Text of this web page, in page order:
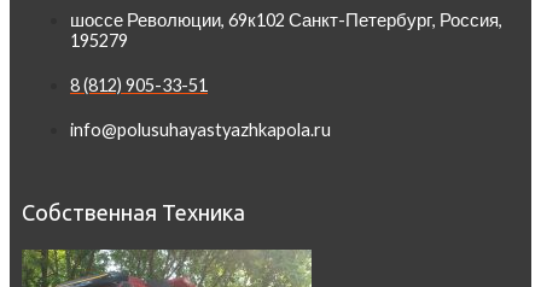
шоссе Революции, 69к102 Санкт-Петербург, Россия,
195279
8 (812) 905-33-51
info@polusuhayastyazhkapola.ru
Собственная Техника